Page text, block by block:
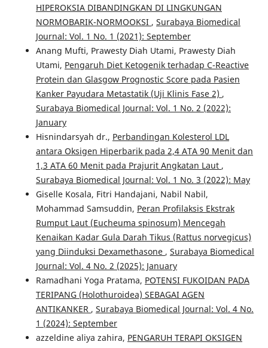
HIPEROKSIA DIBANDINGKAN DI LINGKUNGAN
NORMOBARIK-NORMOOKSI , Surabaya Biomedical
Journal: Vol. 1 No. 1 (2021): September
Anang Mufti, Prawesty Diah Utami, Prawesty Diah
Utami, Pengaruh Diet Ketogenik terhadap C-Reactive
Protein dan Glasgow Prognostic Score pada Pasien
Kanker Payudara Metastatik (Uji Klinis Fase 2) ,
Surabaya Biomedical Journal: Vol. 1 No. 2 (2022):
January
Hisnindarsyah dr., Perbandingan Kolesterol LDL
antara Oksigen Hiperbarik pada 2,4 ATA 90 Menit dan
1,3 ATA 60 Menit pada Prajurit Angkatan Laut ,
Surabaya Biomedical Journal: Vol. 1 No. 3 (2022): May
Giselle Kosala, Fitri Handajani, Nabil Nabil,
Mohammad Samsuddin, Peran Profilaksis Ekstrak
Rumput Laut (Eucheuma spinosum) Mencegah
Kenaikan Kadar Gula Darah Tikus (Rattus norvegicus)
yang Diinduksi Dexamethasone , Surabaya Biomedical
Journal: Vol. 4 No. 2 (2025): January
Ramadhani Yoga Pratama, POTENSI FUKOIDAN PADA
TERIPANG (Holothuroidea) SEBAGAI AGEN
ANTIKANKER , Surabaya Biomedical Journal: Vol. 4 No.
1 (2024): September
azzeldine aliya zahira, PENGARUH TERAPI OKSIGEN